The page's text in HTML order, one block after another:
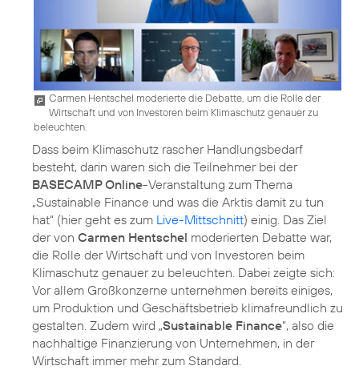
Carmen Hentschel moderierte die Debatte, um die Rolle der
Wirtschaft und von Investoren beim Klimaschutz genauer zu
beleuchten.
Dass beim Klimaschutz rascher Handlungsbedarf
besteht, darin waren sich die Teilnehmer bei der
BASECAMP Online-Veranstaltung zum Thema
„Sustainable Finance und was die Arktis damit zu tun
hat“ (hier geht es zum Live-Mittschnitt) einig. Das Ziel
der von Carmen Hentschel moderierten Debatte war,
die Rolle der Wirtschaft und von Investoren beim
Klimaschutz genauer zu beleuchten. Dabei zeigte sich:
Vor allem Großkonzerne unternehmen bereits einiges,
um Produktion und Geschäftsbetrieb klimafreundlich zu
gestalten. Zudem wird „Sustainable Finance“, also die
nachhaltige Finanzierung von Unternehmen, in der
Wirtschaft immer mehr zum Standard.